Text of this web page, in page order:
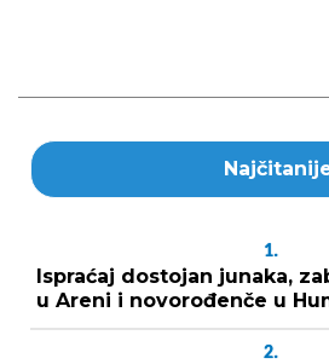
1.
Ispraćaj dostojan junaka,
u Areni i novorođenče u
2.